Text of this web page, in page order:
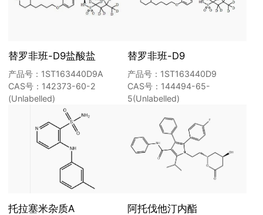
替罗非班-D9盐酸盐
产品号：1ST163440D9A
CAS号：142373-60-2
(Unlabelled)
替罗非班-D9
产品号：1ST163440D9
CAS号：144494-65-
5(Unlabelled)
托拉塞米杂质A 阿托伐他汀内酯